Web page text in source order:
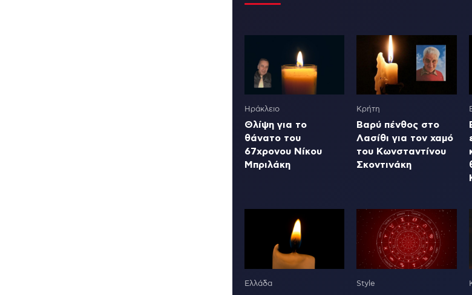
Ηράκλειο
Θλίψη για το
θάνατο του
67χρονου Νίκου
Μπριλάκη
Κρήτη
Βαρύ πένθος στο
Λασίθι για τον χαμό
του Κωνσταντίνου
Σκοντινάκη
Ελλάδα Style